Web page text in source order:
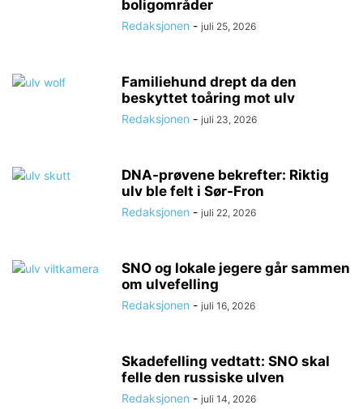
boligområder
Redaksjonen - juli 25, 2026
Familiehund drept da den
beskyttet toåring mot ulv
Redaksjonen - juli 23, 2026
DNA-prøvene bekrefter: Riktig
ulv ble felt i Sør-Fron
Redaksjonen - juli 22, 2026
SNO og lokale jegere går sammen
om ulvefelling
Redaksjonen - juli 16, 2026
Skadefelling vedtatt: SNO skal
felle den russiske ulven
Redaksjonen - juli 14, 2026